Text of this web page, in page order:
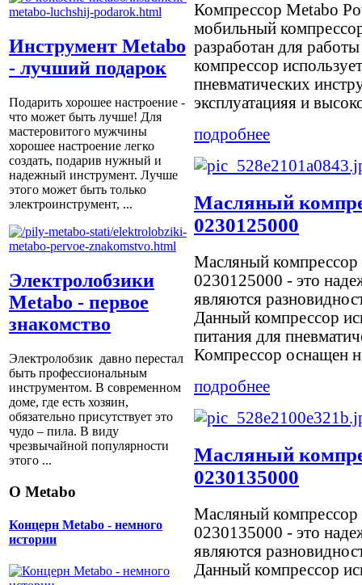
Инструмент Metabo
- лучший подарок
Подарить хорошее настроение -
что может быть лучше! Для
мастеровитого мужчины
хорошее настроение легко
создать, подарив нужный и
надежный инструмент. Лучше
этого может быть только
электроинструмент, ...
Электролобзики
Metabo - первое
знакомство
Электролобзик давно перестал
быть профессиональным
инструментом. В современном
доме, где есть хозяин,
обязательно присутствует это
чудо – пила. В виду
чрезвычайной популярности
этого ...
О Metabo
Концерн Metabo - немного
истории
Компрессор Metabo
мобильный
разработан для
компрессор
пневматических
эксплуатацияя и
подробнее
Масляный
0230125000
Масляный
0230125000 - это
являются
Данный компрессор
питания для
Компрессор оснащен
подробнее
Масляный
0230135000
Масляный
0230135000 - это
являются
Данный компрессор